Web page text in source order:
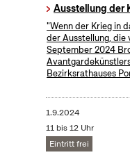
Ausstellung der
"Wenn der Krieg in
der Ausstellung, die
September 2024
Bezirksrathauses
1.9.2024
11 bis 12 Uhr
Eintritt frei